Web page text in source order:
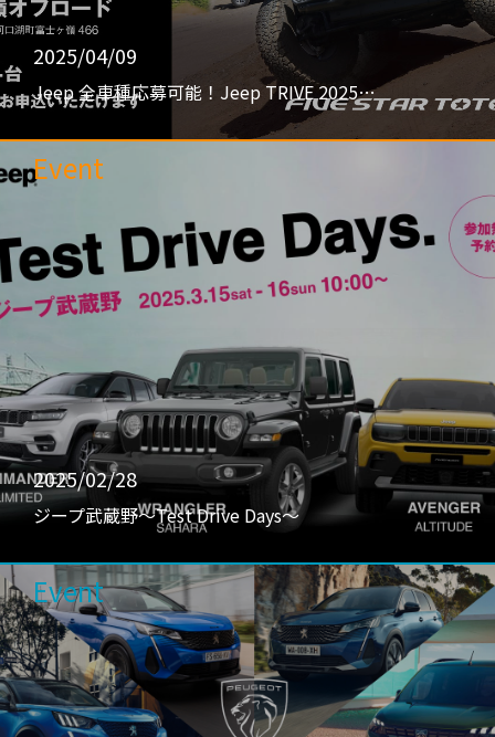
2025/04/09
Jeep 全車種応募可能！Jeep TRIVE 2025…
Event
2025/02/28
ジープ武蔵野〜Test Drive Days〜
Event